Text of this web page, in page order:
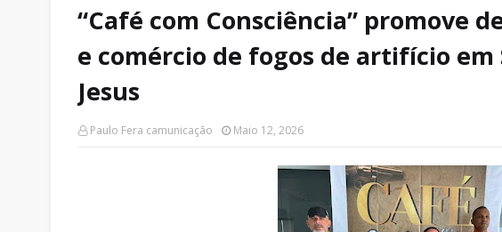
“Café com Consciência” promove
e comércio de fogos de artifício
Jesus
Paulo Fera camunicação Maio 12, 2026